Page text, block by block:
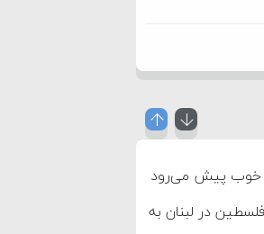
خوب پیش می‌رود
در لبنان به اتهام فساد و اختلاس اموال